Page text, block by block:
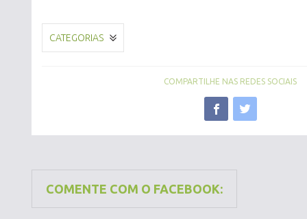
CATEGORIAS
COMPARTILHE NAS REDES SOCIAIS
COMENTE COM O FACEBOOK: